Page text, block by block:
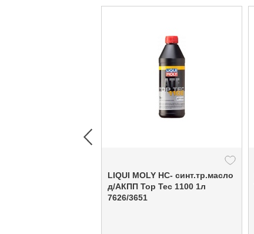
LIQUI MOLY НС- синт.тр.масло
д/АКПП Top Tec 1100 1л
7626/3651